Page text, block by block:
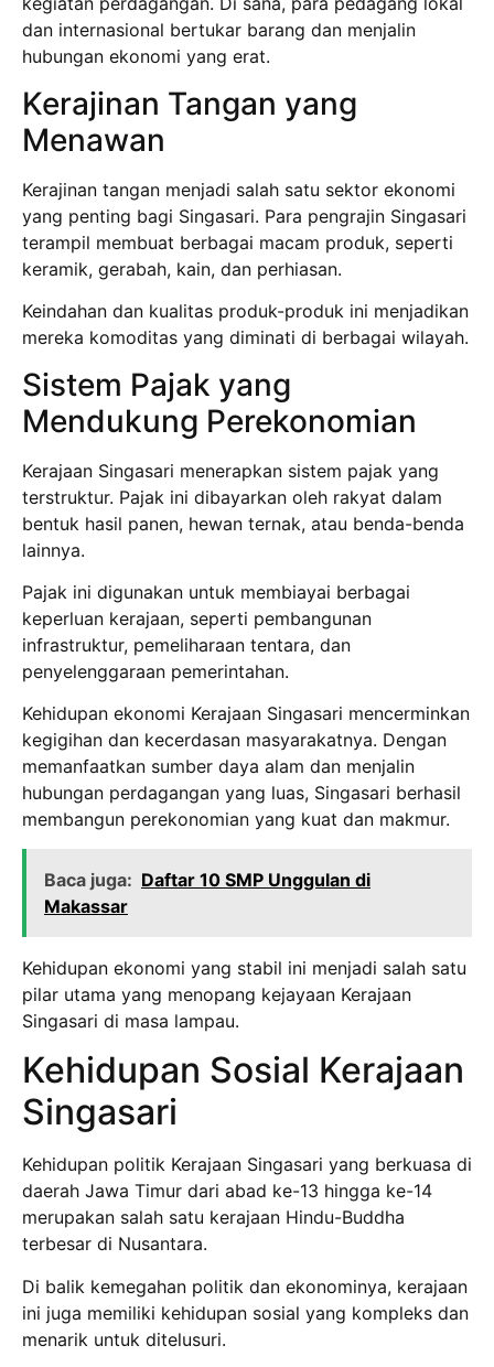
dan internasional bertukar barang dan menjalin
hubungan ekonomi yang erat.
Kerajinan Tangan yang
Menawan
Kerajinan tangan menjadi salah satu sektor ekonomi
yang penting bagi Singasari. Para pengrajin Singasari
terampil membuat berbagai macam produk, seperti
keramik, gerabah, kain, dan perhiasan.
Keindahan dan kualitas produk-produk ini menjadikan
mereka komoditas yang diminati di berbagai wilayah.
Sistem Pajak yang
Mendukung Perekonomian
Kerajaan Singasari menerapkan sistem pajak yang
terstruktur. Pajak ini dibayarkan oleh rakyat dalam
bentuk hasil panen, hewan ternak, atau benda-benda
lainnya.
Pajak ini digunakan untuk membiayai berbagai
keperluan kerajaan, seperti pembangunan
infrastruktur, pemeliharaan tentara, dan
penyelenggaraan pemerintahan.
Kehidupan ekonomi Kerajaan Singasari mencerminkan
kegigihan dan kecerdasan masyarakatnya. Dengan
memanfaatkan sumber daya alam dan menjalin
hubungan perdagangan yang luas, Singasari berhasil
membangun perekonomian yang kuat dan makmur.
Baca juga: Daftar 10 SMP Unggulan di
Makassar
Kehidupan ekonomi yang stabil ini menjadi salah satu
pilar utama yang menopang kejayaan Kerajaan
Singasari di masa lampau.
Kehidupan Sosial Kerajaan
Singasari
Kehidupan politik Kerajaan Singasari yang berkuasa di
daerah Jawa Timur dari abad ke-13 hingga ke-14
merupakan salah satu kerajaan Hindu-Buddha
terbesar di Nusantara.
Di balik kemegahan politik dan ekonominya, kerajaan
ini juga memiliki kehidupan sosial yang kompleks dan
menarik untuk ditelusuri.